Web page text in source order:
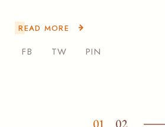
READ MORE
FB TW PIN